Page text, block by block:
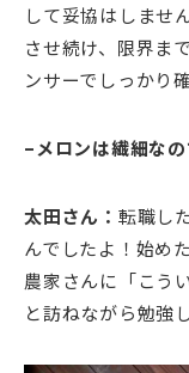
して妥協はしませ
させ続け、限界ま
ンサーでしっかり
–メロンは繊細なの
太田さん： 転職し
んでしたよ！始め
農家さんに「こう
と訪ねながら勉強